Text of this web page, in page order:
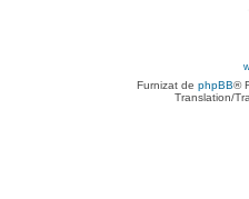
Furnizat de phpBB®
Translation/